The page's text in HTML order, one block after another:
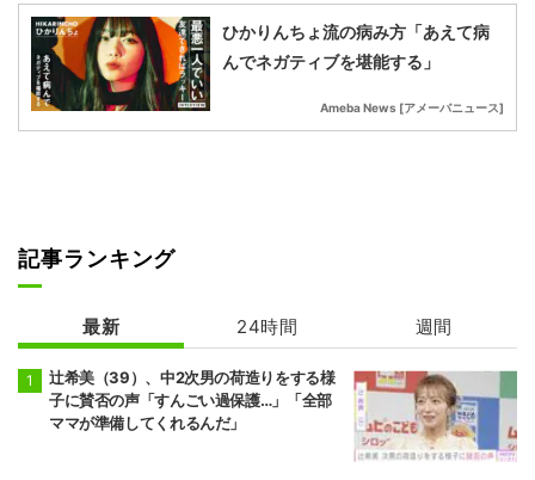
ひかりんちょ流の病み方「あえて病
んでネガティブを堪能する」
Ameba News [アメーバニュース]
記事ランキング
最新 24時間 週間
辻希美（39）、中2次男の荷造りをする様
子に賛否の声「すんごい過保護…」「全部
ママが準備してくれるんだ」